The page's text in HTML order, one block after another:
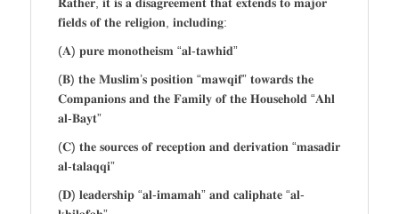
𝐟𝐢𝐞𝐥𝐝𝐬 𝐨𝐟 𝐭𝐡𝐞 𝐫𝐞𝐥𝐢𝐠𝐢𝐨𝐧, 𝐢𝐧𝐜𝐥𝐮𝐝𝐢𝐧𝐠:
(𝐀) 𝐩𝐮𝐫𝐞 𝐦𝐨𝐧𝐨𝐭𝐡𝐞𝐢𝐬𝐦 “𝐚𝐥-𝐭𝐚𝐰𝐡𝐢𝐝”
(𝐁) 𝐭𝐡𝐞 𝐌𝐮𝐬𝐥𝐢𝐦’𝐬 𝐩𝐨𝐬𝐢𝐭𝐢𝐨𝐧 “𝐦𝐚𝐰𝐪𝐢𝐟” 𝐭𝐨𝐰𝐚𝐫𝐝𝐬 𝐭𝐡𝐞
𝐂𝐨𝐦𝐩𝐚𝐧𝐢𝐨𝐧𝐬 𝐚𝐧𝐝 𝐭𝐡𝐞 𝐅𝐚𝐦𝐢𝐥𝐲 𝐨𝐟 𝐭𝐡𝐞 𝐇𝐨𝐮𝐬𝐞𝐡𝐨𝐥𝐝 “𝐀𝐡𝐥
𝐚𝐥-𝐁𝐚𝐲𝐭”
(𝐂) 𝐭𝐡𝐞 𝐬𝐨𝐮𝐫𝐜𝐞𝐬 𝐨𝐟 𝐫𝐞𝐜𝐞𝐩𝐭𝐢𝐨𝐧 𝐚𝐧𝐝 𝐝𝐞𝐫𝐢𝐯𝐚𝐭𝐢𝐨𝐧 “𝐦𝐚𝐬𝐚𝐝𝐢𝐫
𝐚𝐥-𝐭𝐚𝐥𝐚𝐪𝐪𝐢”
(𝐃) 𝐥𝐞𝐚𝐝𝐞𝐫𝐬𝐡𝐢𝐩 “𝐚𝐥-𝐢𝐦𝐚𝐦𝐚𝐡” 𝐚𝐧𝐝 𝐜𝐚𝐥𝐢𝐩𝐡𝐚𝐭𝐞 “𝐚𝐥-